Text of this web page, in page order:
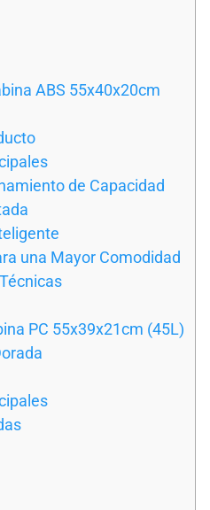
ABS 55x40x20cm
de Capacidad
una Mayor Comodidad
PC 55x39x21cm (45L)